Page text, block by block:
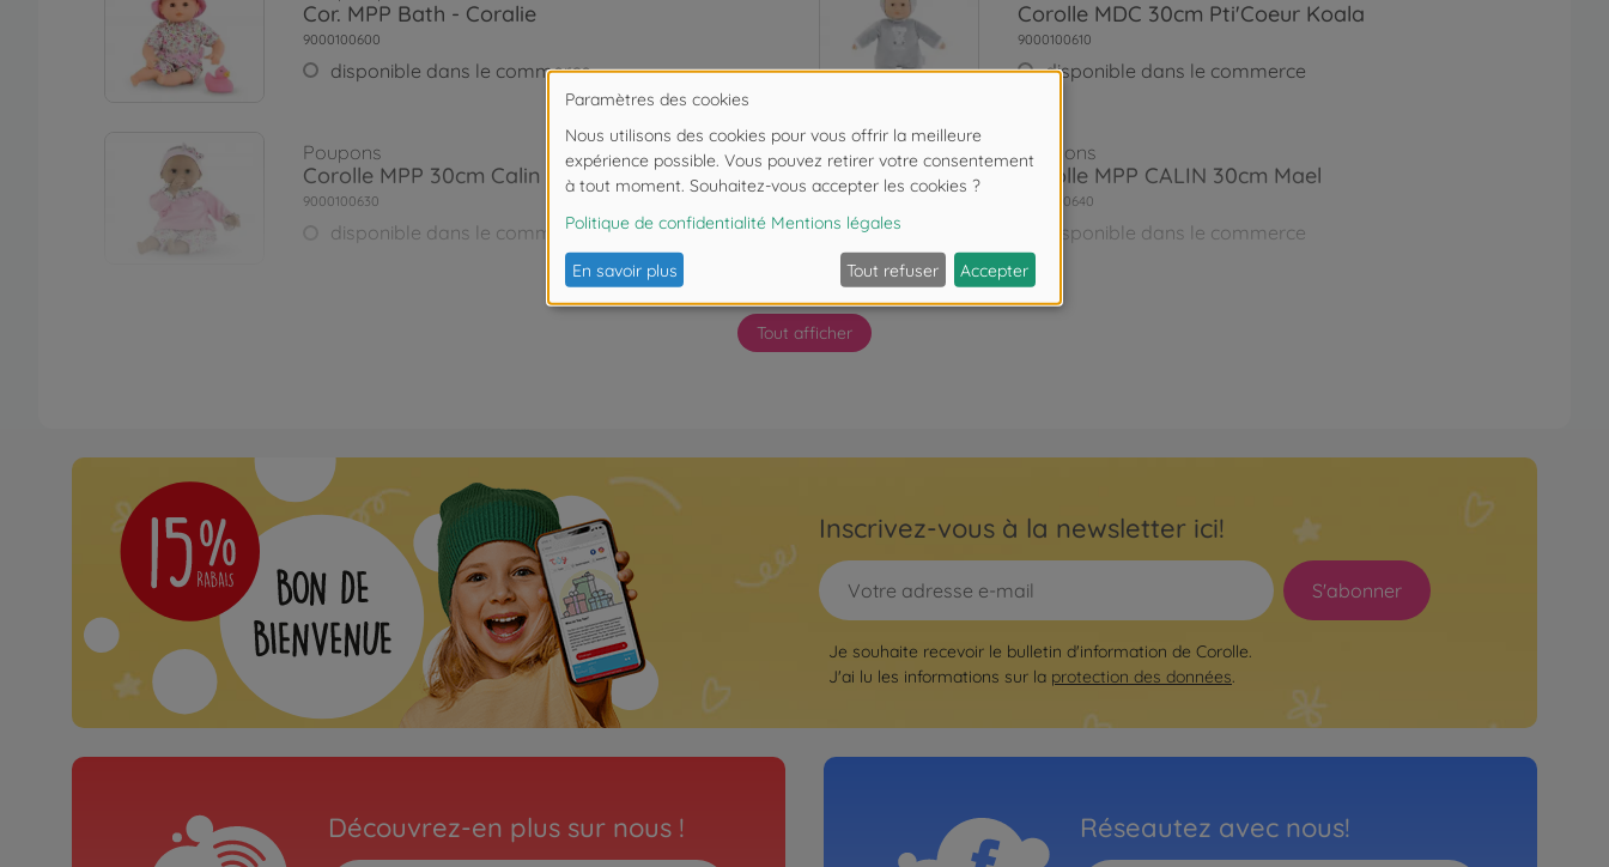
Cor. MPP Bath - Coralie
9000100600
disponible dans le commerce
Corolle MDC 30cm Pti'Coeur Koala
9000100610
disponible dans le commerce
Poupons
Corolle MPP 30cm Calin Maria
9000100630
disponible dans le commerce
Poupons
Corolle MPP CALIN 30cm Mael
9000100640
disponible dans le commerce
Poupons
Poupon pour le bain
Corolle MGP 36cm Emma fait pipi
BB
disponible dans le commerce
9000130410
disponible dans le commerce
Poupons
Corolle MGP Eliott
disponible dans le commerce
Cor. MGP Jade
9000130460
Tout afficher
Inscrivez-vous à la newsletter ici!
S'abonner
Je souhaite recevoir le bulletin d'information de Corolle.
J'ai lu les informations sur la protection des données.
Découvrez-en plus sur nous ! Réseautez avec nous!